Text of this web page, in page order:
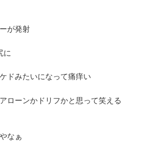
が発射
に
ドみたいになって痛痒い
ローンかドリフかと思って笑える
なぁ